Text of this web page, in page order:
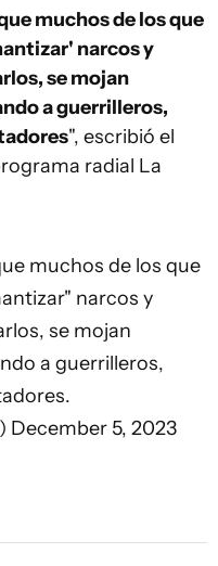
muchos de los que
narcos y
se mojan
a guerrilleros,
", escribió el
radial La
muchos de los que
narcos y
se mojan
a guerrilleros,
December 5, 2023